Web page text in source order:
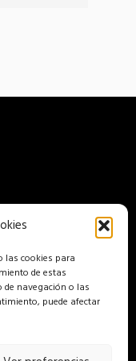
las cookies para
de estas
navegación o las
puede afectar